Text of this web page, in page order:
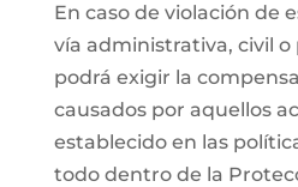
En caso de violación de
vía administrativa, civil o
podrá exigir la
causados por aquellos
establecido en las
todo dentro de la